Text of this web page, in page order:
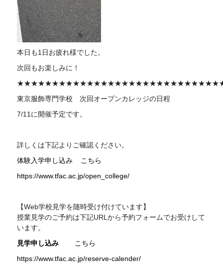
本日も1日お疲れ様でした。
次回もお楽しみに！
東京服飾専門学校 次回オープンカレッジの日程
7/11に開催予定です。
詳しくは下記よりご確認ください。
体験入学申し込み こちら
https://www.tfac.ac.jp/open_college/
【Web学校見学を随時受け付けています】
授業見学のご予約は下記URLから予約フォームでお受けして
います。
見学申し込み
こちら
https://www.tfac.ac.jp/reserve-calender/